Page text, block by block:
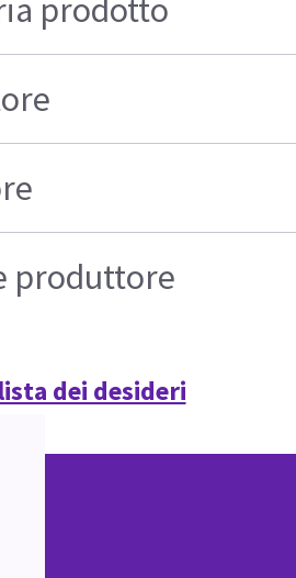
prodotto
produttore
dei desideri